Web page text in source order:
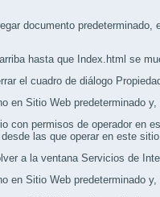
documento
hasta que Index.html se
el cuadro de diálogo
en Sitio Web predeterminado
con permisos de operador en
las que operar en este
a la ventana Servicios de
en Sitio Web predeterminado